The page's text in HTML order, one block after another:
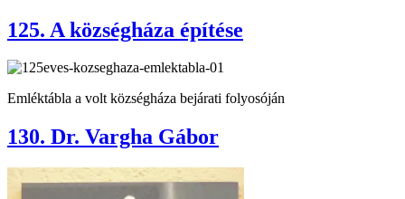
125. A községháza építése
Emléktábla a volt községháza bejárati folyosóján
130. Dr. Vargha Gábor